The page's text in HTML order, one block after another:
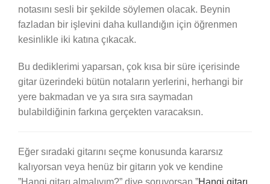
notasını sesli bir şekilde söylemen olacak. Beynin
fazladan bir işlevini daha kullandığın için öğrenmen
kesinlikle iki katına çıkacak.
Bu dediklerimi yaparsan, çok kısa bir süre içerisinde
gitar üzerindeki bütün notaların yerlerini, herhangi bir
yere bakmadan ve ya sıra sıra saymadan
bulabildiğinin farkına gerçekten varacaksın.
Eğer sıradaki gitarını seçme konusunda kararsız
kalıyorsan veya henüz bir gitarın yok ve kendine
”Hangi gitarı almalıyım?” diye soruyorsan ”Hangi gitarı